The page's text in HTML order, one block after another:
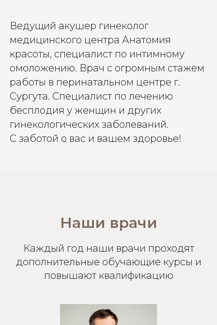
Ведущий акушер гинеколог
медицинского центра Анатомия
красоты, специалист по интимному
омоложению. Врач с огромным стажем
работы в перинатальном центре г.
Сургута. Специалист по лечению
бесплодия у женщин и других
гинекологических заболеваний.
С заботой о вас и вашем здоровье!
Наши врачи
Каждый год наши врачи проходят
дополнительные обучающие курсы и
повышают квалификацию